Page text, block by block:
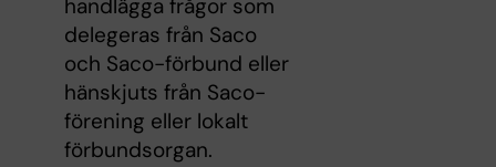
handlägga frågor som
delegeras från Saco
och Saco-förbund eller
hänskjuts från Saco-
förening eller lokalt
förbundsorgan.